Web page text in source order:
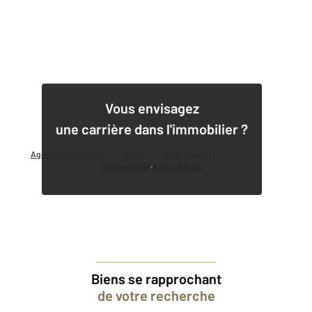
Agence immobilière
Vous envisagez
une carrière dans l'immobilier ?
Découvrir nos offres
1
Biens se rapprochant
de votre recherche